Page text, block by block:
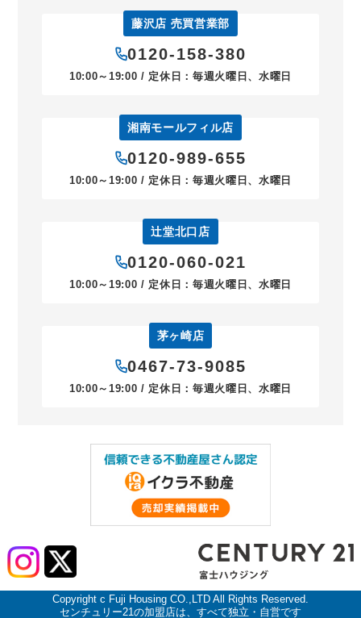
藤沢店 売買営業部
0120-158-380
10:00～19:00 / 定休日：毎週火曜日、水曜日
湘南モールフィル店
0120-989-655
10:00～19:00 / 定休日：毎週火曜日、水曜日
辻堂北口店
0120-060-021
10:00～19:00 / 定休日：毎週火曜日、水曜日
茅ヶ崎店
0467-73-9085
10:00～19:00 / 定休日：毎週火曜日、水曜日
Copyright c Fuji Housing CO.,LTD All Rights Reserved.
センチュリー21の加盟店は、すべて独立・自営です